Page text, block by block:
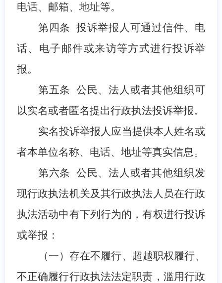
电话、邮箱、地址等。
第四条 投诉举报人可通过信件、电
话、电子邮件或来访等方式进行投诉举
报。
第五条 公民、法人或者其他组织可
以实名或者匿名提出行政执法投诉举报。
实名投诉举报人应当提供本人姓名或
者本单位名称、电话、地址等真实信息。
第六条 公民、法人或者其他组织发
现行政执法机关及其行政执法人员在行政
执法活动中有下列行为的，有权进行投诉
或举报：
（一）存在不履行、 超越职权履行、
不正确履行行政执法法定职责，滥用行政